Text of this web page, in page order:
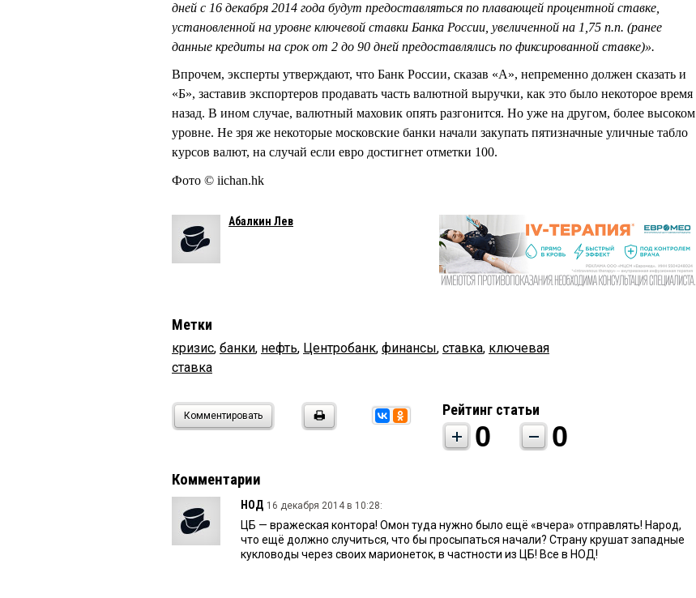
дней с 16 декабря 2014 года будут предоставляться по плавающей процентной ставке,
установленной на уровне ключевой ставки Банка России, увеличенной на 1,75 п.п. (ранее
данные кредиты на срок от 2 до 90 дней предоставлялись по фиксированной ставке)».
Впрочем, эксперты утверждают, что Банк России, сказав «А», непременно должен сказать и
«Б», заставив экспортеров продавать часть валютной выручки, как это было некоторое время
назад. В ином случае, валютный маховик опять разгонится. Но уже на другом, более высоком
уровне. Не зря же некоторые московские банки начали закупать пятизначные уличные табло
курсов валют, на случай если евро достигнет отметки 100.
Фото © iichan.hk
Абалкин Лев
Метки
кризис, банки, нефть, Центробанк, финансы, ставка, ключевая
ставка
Комментировать Рейтинг статьи
0 0
Комментарии
НОД 16 декабря 2014 в 10:28:
ЦБ — вражеская контора! Омон туда нужно было ещё «вчера» отправлять! Народ,
что ещё должно случиться, что бы просыпаться начали? Страну крушат западные
кукловоды через своих марионеток, в частности из ЦБ! Все в НОД!